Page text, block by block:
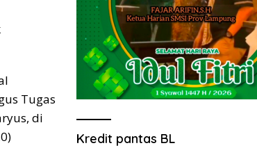
Tugas
di
Kredit pantas BL